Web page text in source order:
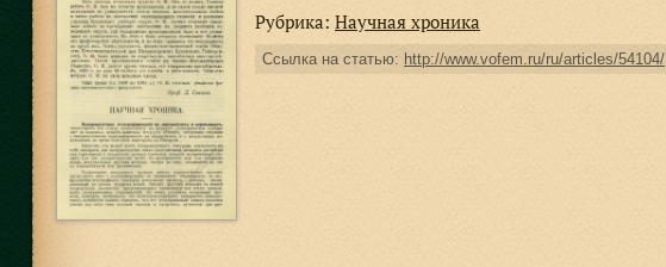
Рубрика: Научная хроника
Ссылка на статью: http://www.vofem.ru/ru/articles/54104/